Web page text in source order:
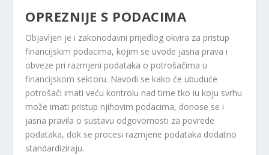
OPREZNIJE S PODACIMA
Objavljen je i zakonodavni prijedlog okvira za pristup
financijskim podacima, kojim se uvode jasna prava i
obveze pri razmjeni podataka o potrošačima u
financijskom sektoru. Navodi se kako će ubuduće
potrošači imati veću kontrolu nad time tko iu koju svrhu
može imati pristup njihovim podacima, donose se i
jasna pravila o sustavu odgovornosti za povrede
podataka, dok se procesi razmjene podataka dodatno
standardiziraju.